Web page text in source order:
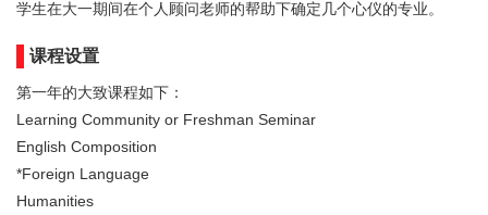
学生在大一期间在个人顾问老师的帮助下确定几个心仪的专业。
课程设置
第一年的大致课程如下：
Learning Community or Freshman Seminar
English Composition
*Foreign Language
Humanities